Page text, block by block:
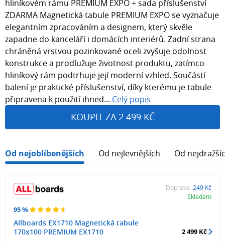
hliníkovém rámu PREMIUM EXPO + sada příslušenství
ZDARMA Magnetická tabule PREMIUM EXPO se vyznačuje
elegantním zpracováním a designem, který skvěle
zapadne do kanceláří i domácích interiérů. Zadní strana
chráněná vrstvou pozinkované oceli zvyšuje odolnost
konstrukce a prodlužuje životnost produktu, zatímco
hliníkový rám podtrhuje její moderní vzhled. Součástí
balení je praktické příslušenství, díky kterému je tabule
připravena k použití ihned... Celý popis
KOUPIT ZA 2 499 KČ
Od nejoblíbenějších Od nejlevnějších Od
95 %
Allboards EX1710 Magnetická tabule
170x100 PREMIUM EX1710
Doprava: 249 Kč
Skladem
2 499 Kč